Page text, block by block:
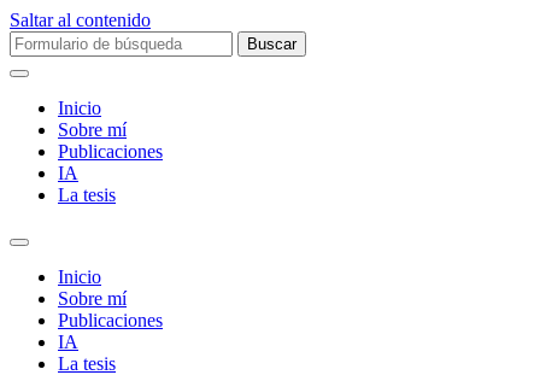
Saltar al contenido
Buscar:
Inicio
Sobre mí­
Publicaciones
IA
La tesis
Alternar
campo
búsqueda
Inicio
Sobre mí­
Publicaciones
IA
La tesis